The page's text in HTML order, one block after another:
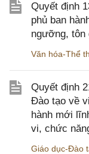
Quyết định
phủ ban
ngưỡng, tôn
Văn hóa-Thể
Quyết định
Đào tạo về
hành mới
vi, chức
Giáo dục-Đào